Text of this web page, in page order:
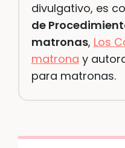
divulgativo, es
de
matronas, Los
matrona y
para matronas.